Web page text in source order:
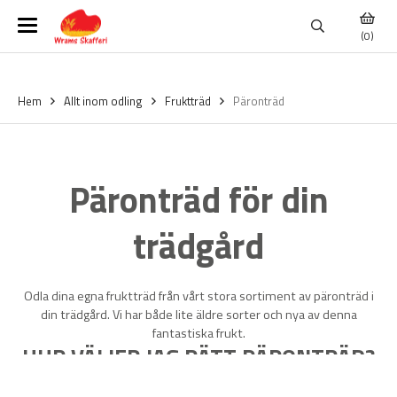
(0)
Hem Allt inom odling Fruktträd Päronträd
Päronträd för din
trädgård
Odla dina egna fruktträd från vårt stora sortiment av päronträd i
din trädgård. Vi har både lite äldre sorter och nya av denna
fantastiska frukt.
HUR VÄLJER JAG RÄTT PÄRONTRÄD?